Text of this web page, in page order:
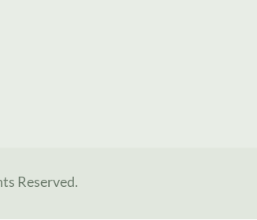
Reserved.